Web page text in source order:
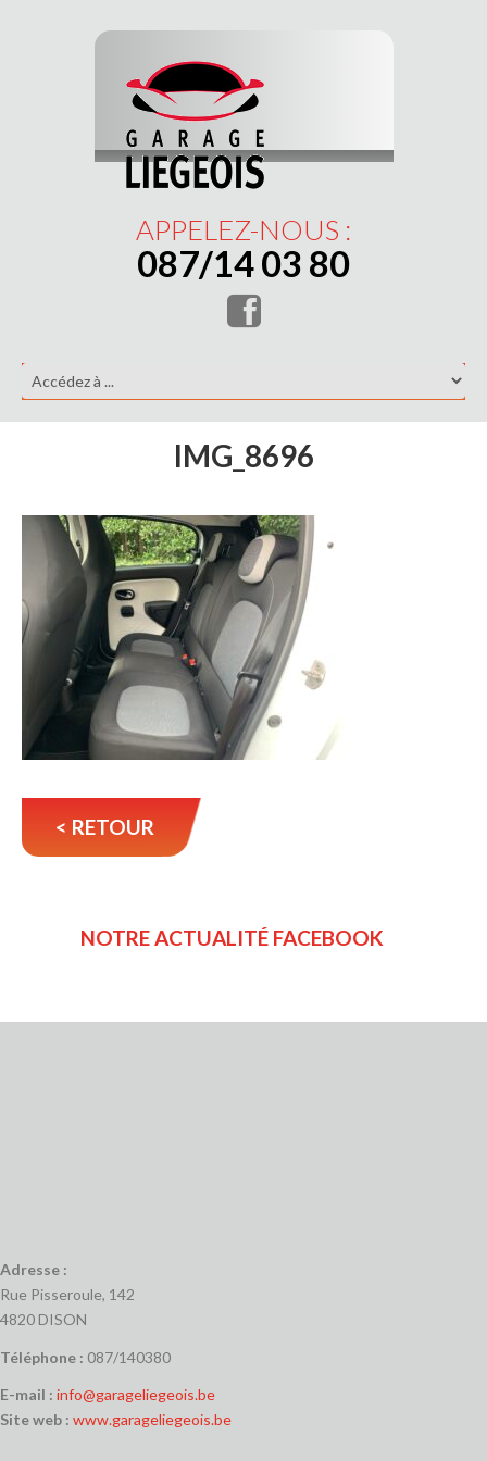
APPELEZ-NOUS :
087/14 03 80
IMG_8696
< RETOUR
NOTRE ACTUALITÉ FACEBOOK
Adresse :
Rue Pisseroule, 142
4820 DISON
Téléphone : 087/140380
E-mail : info@garageliegeois.be
Site web : www.garageliegeois.be